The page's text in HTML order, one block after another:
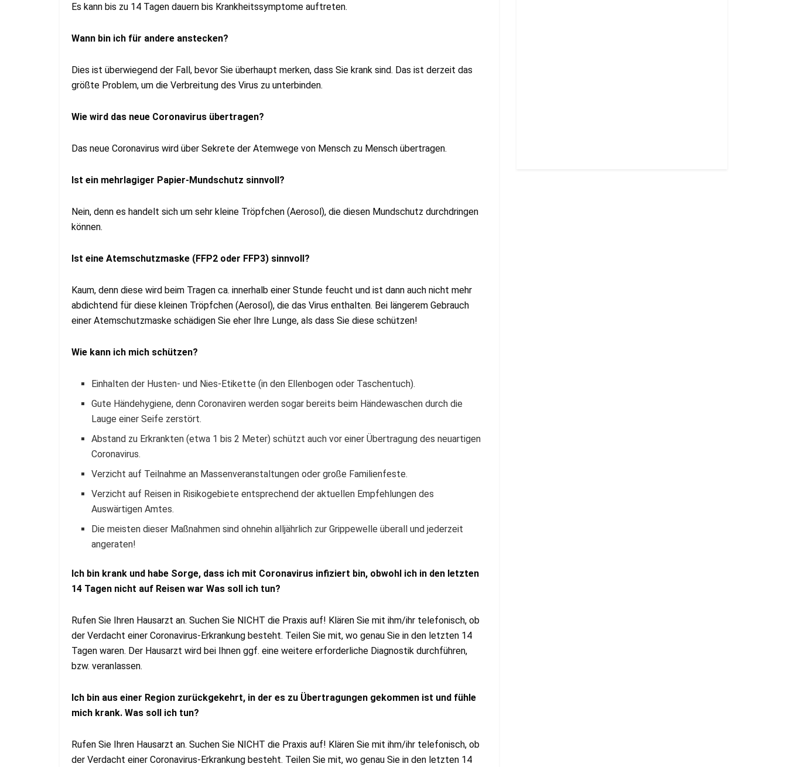
Es kann bis zu 14 Tagen dauern bis Krankheitssymptome auftreten.
Wann bin ich für andere anstecken?
Dies ist überwiegend der Fall, bevor Sie überhaupt merken, dass Sie krank sind. Das ist derzeit das
größte Problem, um die Verbreitung des Virus zu unterbinden.
Wie wird das neue Coronavirus übertragen?
Das neue Coronavirus wird über Sekrete der Atemwege von Mensch zu Mensch übertragen.
Ist ein mehrlagiger Papier-Mundschutz sinnvoll?
Nein, denn es handelt sich um sehr kleine Tröpfchen (Aerosol), die diesen Mundschutz durchdringen
können.
Ist eine Atemschutzmaske (FFP2 oder FFP3) sinnvoll?
Kaum, denn diese wird beim Tragen ca. innerhalb einer Stunde feucht und ist dann auch nicht mehr
abdichtend für diese kleinen Tröpfchen (Aerosol), die das Virus enthalten. Bei längerem Gebrauch
einer Atemschutzmaske schädigen Sie eher Ihre Lunge, als dass Sie diese schützen!
Wie kann ich mich schützen?
Einhalten der Husten- und Nies-Etikette (in den Ellenbogen oder Taschentuch).
Gute Händehygiene, denn Coronaviren werden sogar bereits beim Händewaschen durch die
Lauge einer Seife zerstört.
Abstand zu Erkrankten (etwa 1 bis 2 Meter) schützt auch vor einer Übertragung des neuartigen
Coronavirus.
Verzicht auf Teilnahme an Massenveranstaltungen oder große Familienfeste.
Verzicht auf Reisen in Risikogebiete entsprechend der aktuellen Empfehlungen des
Auswärtigen Amtes.
Die meisten dieser Maßnahmen sind ohnehin alljährlich zur Grippewelle überall und jederzeit
angeraten!
Ich bin krank und habe Sorge, dass ich mit Coronavirus infiziert bin, obwohl ich in den letzten
14 Tagen nicht auf Reisen war Was soll ich tun?
Rufen Sie Ihren Hausarzt an. Suchen Sie NICHT die Praxis auf! Klären Sie mit ihm/ihr telefonisch, ob
der Verdacht einer Coronavirus-Erkrankung besteht. Teilen Sie mit, wo genau Sie in den letzten 14
Tagen waren. Der Hausarzt wird bei Ihnen ggf. eine weitere erforderliche Diagnostik durchführen,
bzw. veranlassen.
Ich bin aus einer Region zurückgekehrt, in der es zu Übertragungen gekommen ist und fühle
mich krank. Was soll ich tun?
Rufen Sie Ihren Hausarzt an. Suchen Sie NICHT die Praxis auf! Klären Sie mit ihm/ihr telefonisch, ob
der Verdacht einer Coronavirus-Erkrankung besteht. Teilen Sie mit, wo genau Sie in den letzten 14